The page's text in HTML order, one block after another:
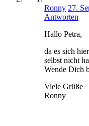
Ronny 27.
Antworten
Hallo Petra,
da es sich
selbst nicht
Wende Dich
Viele Grüße
Ronny